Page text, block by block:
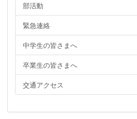
部活動
緊急連絡
中学生の皆さまへ
卒業生の皆さまへ
交通アクセス